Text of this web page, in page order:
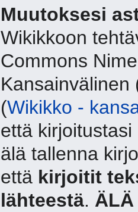
Muutoksesi
Wikikkoon
Commons
Kansainvälinen
(Wikikko -
että
älä tallenna
että kirjoitit
lähteestä. ÄLÄ